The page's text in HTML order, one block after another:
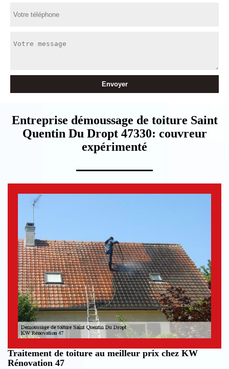
Entreprise démoussage de toiture Saint
Quentin Du Dropt 47330: couvreur
expérimenté
Traitement de toiture au meilleur prix chez KW
Rénovation 47